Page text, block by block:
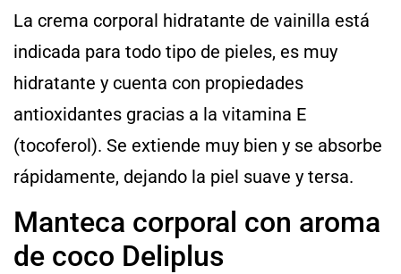
La crema corporal hidratante de vainilla está
indicada para todo tipo de pieles, es muy
hidratante y cuenta con propiedades
antioxidantes gracias a la vitamina E
(tocoferol). Se extiende muy bien y se absorbe
rápidamente, dejando la piel suave y tersa.
Manteca corporal con aroma
de coco Deliplus